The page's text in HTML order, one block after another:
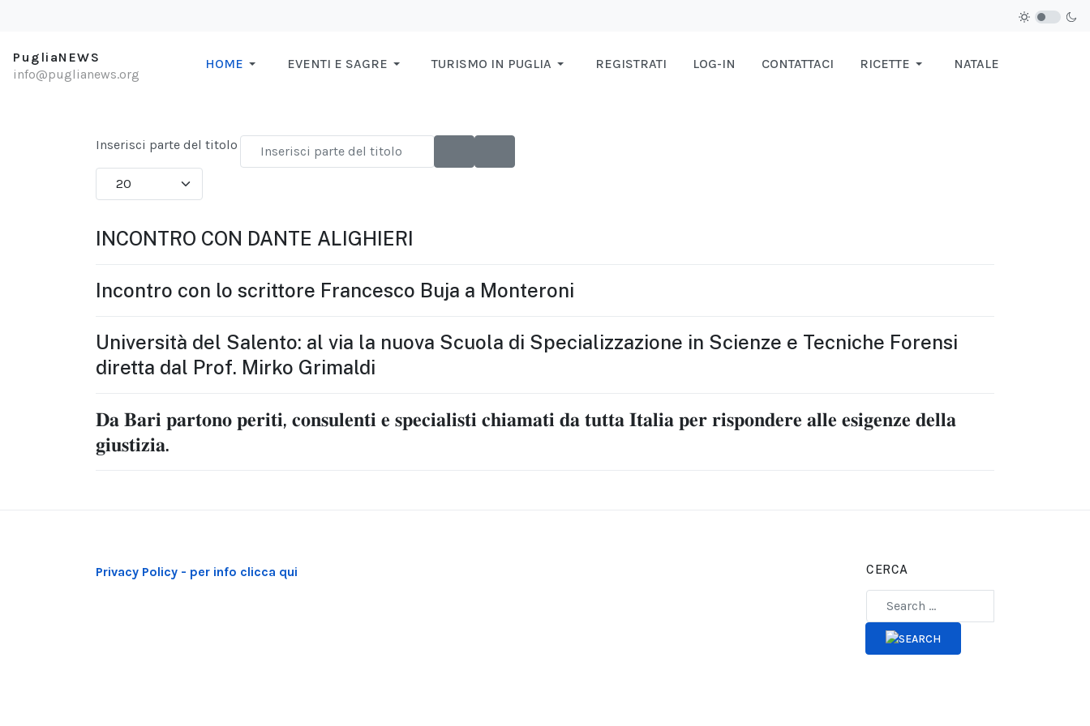
PugliaNEWS
info@puglianews.org
HOME EVENTI E SAGRE TURISMO IN PUGLIA REGISTRATI LOG-IN CONTATTACI RICETTE NATALE
Inserisci parte del titolo
Visualizza #
INCONTRO CON DANTE ALIGHIERI
Incontro con lo scrittore Francesco Buja a Monteroni
Università del Salento: al via la nuova Scuola di Specializzazione in Scienze e Tecniche Forensi
diretta dal Prof. Mirko Grimaldi
𝐃𝐚 𝐁𝐚𝐫𝐢 𝐩𝐚𝐫𝐭𝐨𝐧𝐨 𝐩𝐞𝐫𝐢𝐭𝐢, 𝐜𝐨𝐧𝐬𝐮𝐥𝐞𝐧𝐭𝐢 𝐞 𝐬𝐩𝐞𝐜𝐢𝐚𝐥𝐢𝐬𝐭𝐢 𝐜𝐡𝐢𝐚𝐦𝐚𝐭𝐢 𝐝𝐚 𝐭𝐮𝐭𝐭𝐚 𝐈𝐭𝐚𝐥𝐢𝐚 𝐩𝐞𝐫 𝐫𝐢𝐬𝐩𝐨𝐧𝐝𝐞𝐫𝐞 𝐚𝐥𝐥𝐞 𝐞𝐬𝐢𝐠𝐞𝐧𝐳𝐞 𝐝𝐞𝐥𝐥𝐚
𝐠𝐢𝐮𝐬𝐭𝐢𝐳𝐢𝐚.
Privacy Policy - per info clicca qui CERCA